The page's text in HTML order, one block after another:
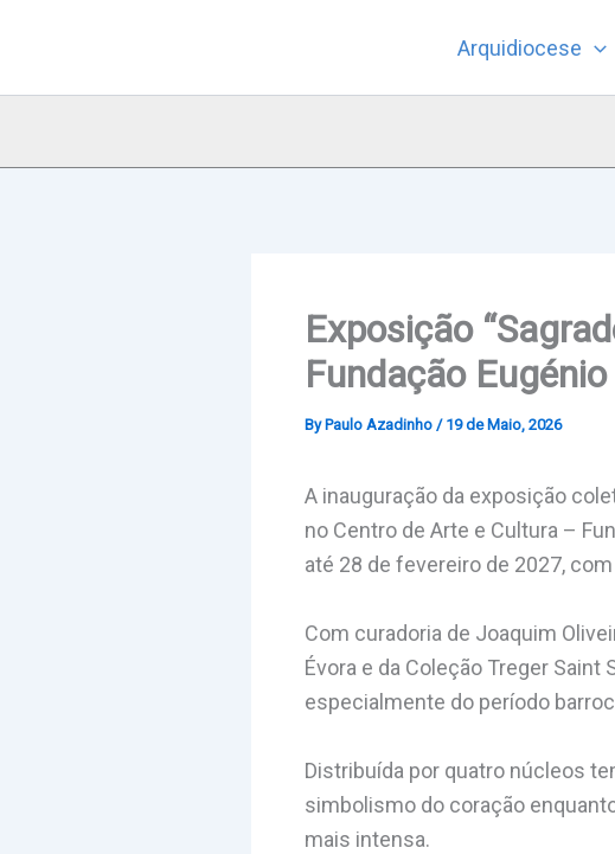
Arquidiocese
Exposição
Fundação
By Paulo Azadinho / 19 de Maio, 2026
A inauguração da exposição
no Centro de Arte e Cultura –
até 28 de fevereiro de 2027,
Com curadoria de Joaquim
Évora e da Coleção Treger
especialmente do período
Distribuída por quatro núcleos
simbolismo do coração
mais intensa.